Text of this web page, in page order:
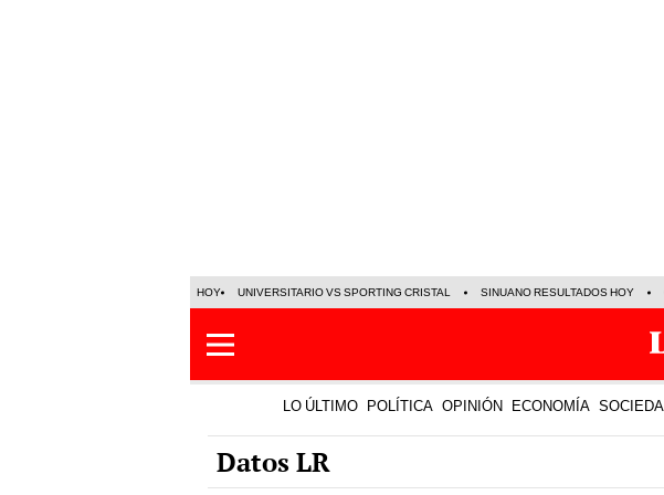
HOY UNIVERSITARIO VS SPORTING CRISTAL SINUANO RESULTADOS HOY
LO ÚLTIMO POLÍTICA OPINIÓN ECONOMÍA
Datos LR